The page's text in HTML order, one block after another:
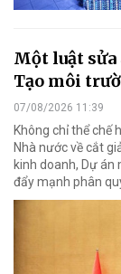
Một luật sửa
Tạo môi
07/08/2026 11:39
Không chỉ thể chế
Nhà nước về cắt
kinh doanh, Dự án
đẩy mạnh phân